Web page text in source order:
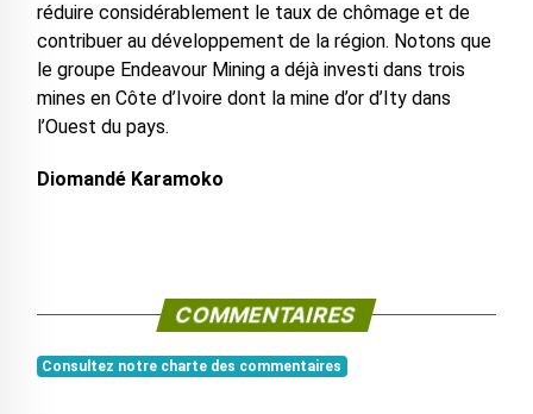
réduire considérablement le taux de chômage et de
contribuer au développement de la région. Notons que
le groupe Endeavour Mining a déjà investi dans trois
mines en Côte d’Ivoire dont la mine d’or d’Ity dans
l’Ouest du pays.
Diomandé Karamoko
COMMENTAIRES
Consultez notre charte des commentaires